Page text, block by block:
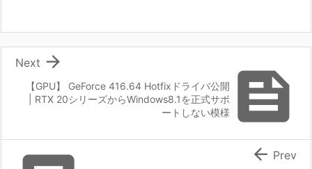

【GPU】 GeForce 416.64 Hotfixドライバ公開
| RTX 20シリーズからWindows8.1を正式サポ
ートしない模様

Next
 Prev